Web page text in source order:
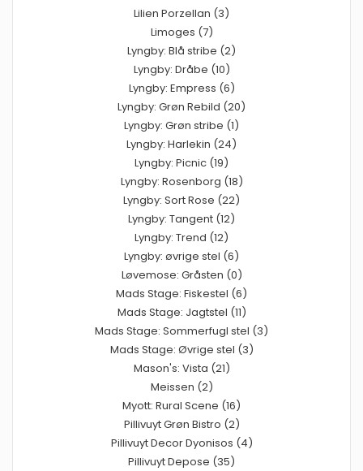
Lilien Porzellan (3)
Limoges (7)
Lyngby: Blå stribe (2)
Lyngby: Dråbe (10)
Lyngby: Empress (6)
Lyngby: Grøn Rebild (20)
Lyngby: Grøn stribe (1)
Lyngby: Harlekin (24)
Lyngby: Picnic (19)
Lyngby: Rosenborg (18)
Lyngby: Sort Rose (22)
Lyngby: Tangent (12)
Lyngby: Trend (12)
Lyngby: øvrige stel (6)
Løvemose: Gråsten (0)
Mads Stage: Fiskestel (6)
Mads Stage: Jagtstel (11)
Mads Stage: Sommerfugl stel (3)
Mads Stage: Øvrige stel (3)
Mason's: Vista (21)
Meissen (2)
Myott: Rural Scene (16)
Pillivuyt Grøn Bistro (2)
Pillivuyt Decor Dyonisos (4)
Pillivuyt Depose (35)